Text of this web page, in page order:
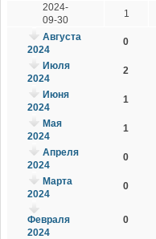
2024-
09-30
1
Августа
2024
0
Июля
2024
2
Июня
2024
1
Мая
2024
1
Апреля
2024
0
Марта
2024
0
Февраля
2024
0